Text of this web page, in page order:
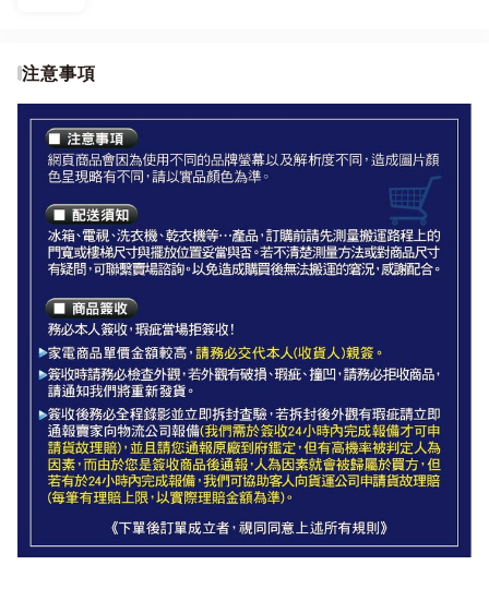
權限。
●網頁商品會因為使用不同的品牌螢幕以及解析度不同，
造成圖片顏色呈現略有不同，請以實品顏色為準。
◆配送須知◆
冰箱、電視、洗衣機、乾衣機等…產品，訂購前請先測量搬運
路程上的門寬或樓梯尺寸與擺放位置妥當與否。
大型家電如無電梯，2樓(含)以上，現場或先匯款收取樓層搬運
費100~200元/樓。
如遇特殊安裝環境，如需抬高搬運、搬運距離過遠等等，都會
現場報價說明。
若不清楚測量方法或對商品尺寸有疑問，可聯繫賣場諮詢。
以免造成購買後無法搬運的窘況，若非商品本身瑕疵問題，因
客戶端拒收、無法正常安裝等因素造成退貨，將由廠商與您聯
繫收取空趟費500-1200元，感謝配合。
注意事項